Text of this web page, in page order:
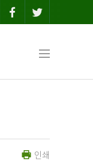
인쇄